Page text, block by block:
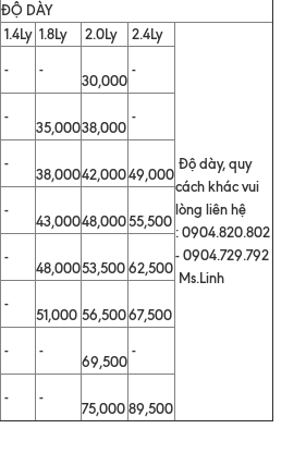
ĐỘ DÀY
1.4Ly 1.8Ly 2.0Ly 2.4Ly
Độ dày, quy
cách khác vui
lòng liên hệ
: 0904.820.802
- 0904.729.792
Ms.Linh
- -
30,000
-
-
35,00038,000
-
-
38,00042,00049,000
-
43,00048,00055,500
-
48,00053,50062,500
-
51,000 56,50067,500
- -
69,500
-
- -
75,00089,500